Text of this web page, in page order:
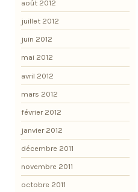
août 2012
juillet 2012
juin 2012
mai 2012
avril 2012
mars 2012
février 2012
janvier 2012
décembre 2011
novembre 2011
octobre 2011